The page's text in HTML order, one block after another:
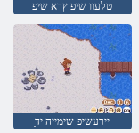
טלעוו שיפ ץרא שיפ
ַיירעשיפ שימייה יד